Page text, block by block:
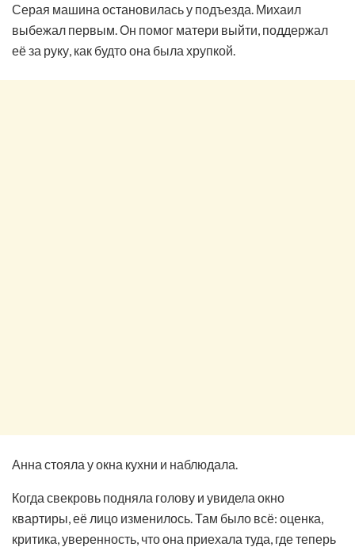
Серая машина остановилась у подъезда. Михаил
выбежал первым. Он помог матери выйти, поддержал
её за руку, как будто она была хрупкой.
Анна стояла у окна кухни и наблюдала.
Когда свекровь подняла голову и увидела окно
квартиры, её лицо изменилось. Там было всё: оценка,
критика, уверенность, что она приехала туда, где теперь